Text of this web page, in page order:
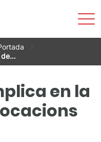
de…
en la